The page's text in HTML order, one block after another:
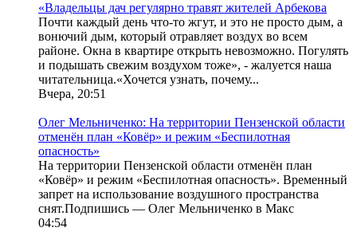
«Владельцы дач регулярно травят жителей Арбекова
Почти каждый день что-то жгут, и это не просто дым, а
вонючий дым, который отравляет воздух во всем
районе. Окна в квартире открыть невозможно. Погулять
и подышать свежим воздухом тоже», - жалуется наша
читательница.«Хочется узнать, почему...
Вчера, 20:51
Олег Мельниченко: На территории Пензенской области
отменён план «Ковёр» и режим «Беспилотная
опасность»
На территории Пензенской области отменён план
«Ковёр» и режим «Беспилотная опасность». Временный
запрет на использование воздушного пространства
снят.Подпишись — Олег Мельниченко в Mакс
04:54